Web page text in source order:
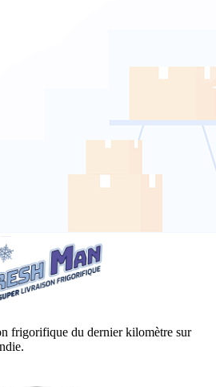
frigorifique du dernier kilomètre sur